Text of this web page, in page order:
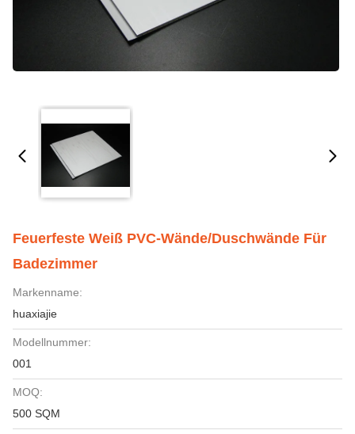
Feuerfeste Weiß PVC-Wände/Duschwände Für
Badezimmer
Markenname:
huaxiajie
Modellnummer:
001
MOQ:
500 SQM